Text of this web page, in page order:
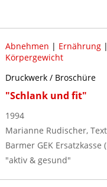
Abnehmen | Ernährung|
Körpergewicht
Druckwerk / Broschüre
"Schlank und fit"
1994
Marianne Rudischer, Text
Barmer GEK Ersatzkasse
"aktiv & gesund"